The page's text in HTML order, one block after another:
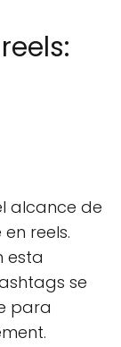
alcance de
reels.
esta
se
para